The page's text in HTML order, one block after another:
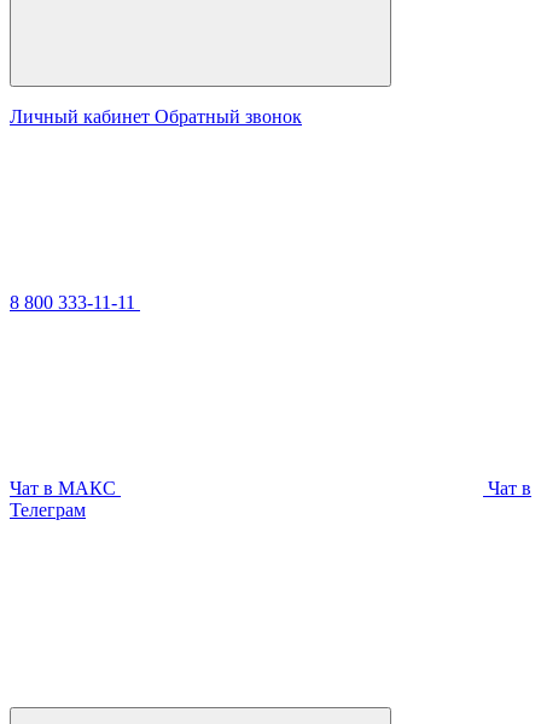
Личный кабинет Обратный звонок
8 800 333-11-11
Чат в МАКС
Чат в
Телеграм